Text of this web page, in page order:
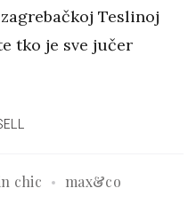
Teslinoj
tko je sve jučer
chic max&co